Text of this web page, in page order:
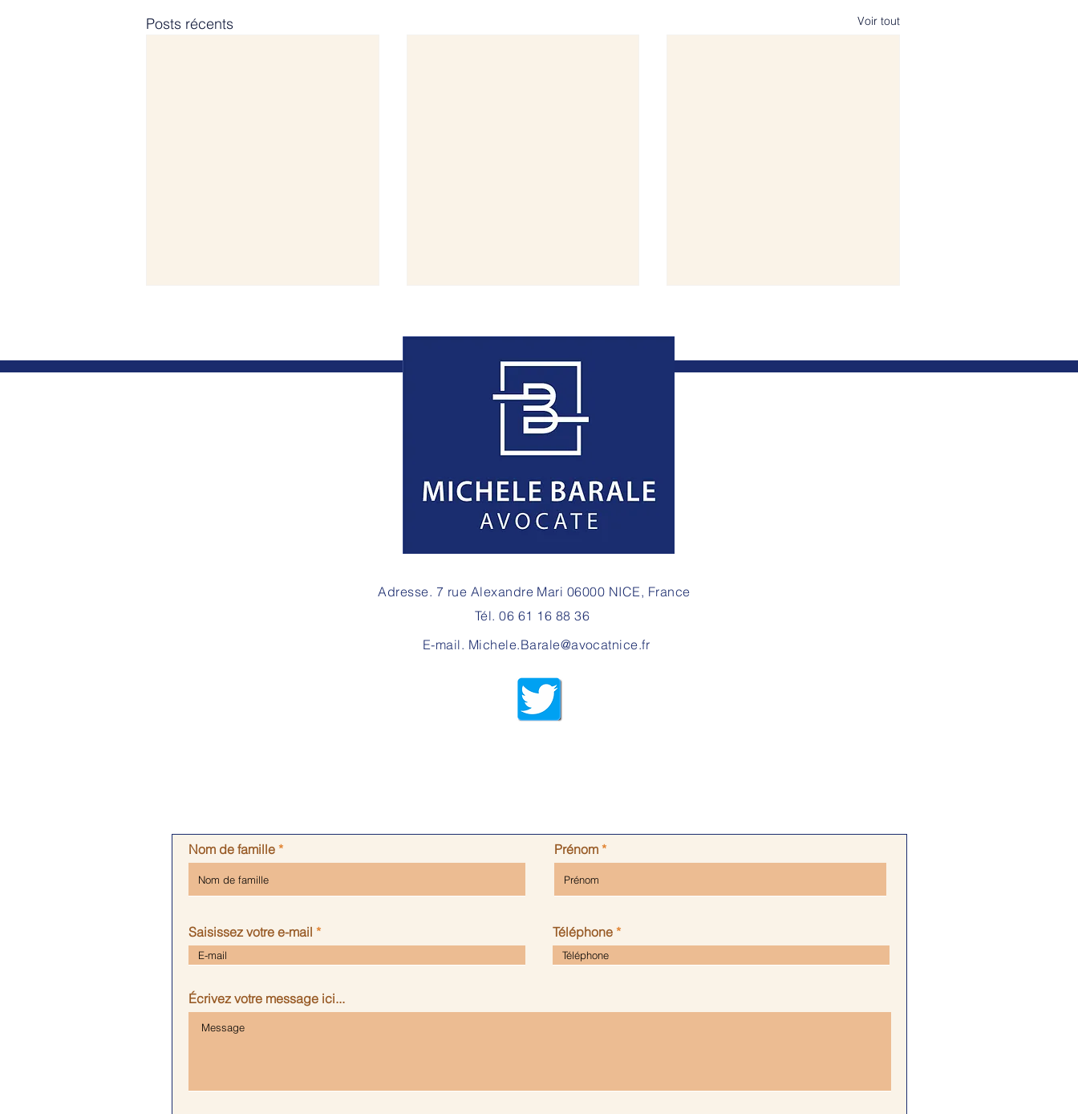
Posts récents Voir tout
IMPAYÉS : LE RETARD DE
DÉCLARATION DU
SINISTRE PEUT-IL
JUSTIFIER UN REFUS DE
GARANTIE
Adresse. 7 rue Alexandre Mari 06000 NICE, France
Tél. 06 61 16 88 36
E-mail. Michele.Barale@avocatnice.fr
Nom de famille Prénom
Saisissez votre e-mail Téléphone
Écrivez votre message ici...